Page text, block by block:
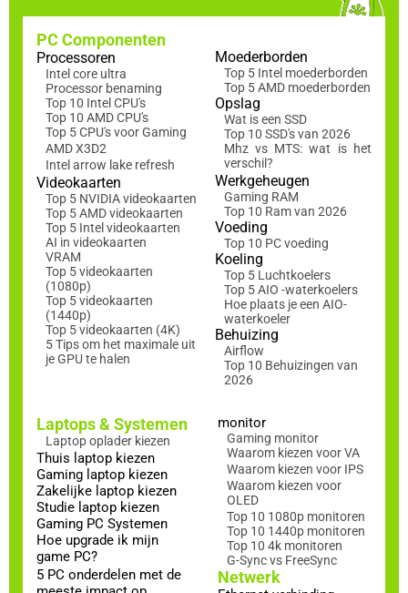
PC Componenten
Processoren
Intel core ultra
Processor benaming
Top 10 Intel CPU's
Top 10 AMD CPU's
Top 5 CPU's voor Gaming
AMD X3D2
Intel arrow lake refresh
Videokaarten
Top 5 NVIDIA videokaarten
Top 5 AMD videokaarten
Top 5 Intel videokaarten
AI in videokaarten
VRAM
Top 5 videokaarten
(1080p)
Top 5 videokaarten
(1440p)
Top 5 videokaarten (4K)
5 Tips om het maximale uit
je GPU te halen
Moederborden
Top 5 Intel moederborden
Top 5 AMD moederborden
Opslag
Wat is een SSD
Top 10 SSD's van 2026
Mhz vs MTS: wat is het
verschil?
Werkgeheugen
Gaming RAM
Top 10 Ram van 2026
Voeding
Top 10 PC voeding
Koeling
Top 5 Luchtkoelers
Top 5 AIO -waterkoelers
Hoe plaats je een AIO-
waterkoeler
Behuizing
Airflow
Top 10 Behuizingen van
2026
Laptops & Systemen
Laptop oplader kiezen
Thuis laptop kiezen
Gaming laptop kiezen
Zakelijke laptop kiezen
Studie laptop kiezen
Gaming PC Systemen
Hoe upgrade ik mijn
game PC?
5 PC onderdelen met de
monitor
Gaming monitor
Waarom kiezen voor VA
Waarom kiezen voor IPS
Waarom kiezen voor
OLED
Top 10 1080p monitoren
Top 10 1440p monitoren
Top 10 4k monitoren
G-Sync vs FreeSync
Netwerk